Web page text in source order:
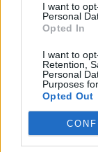
I want to
Personal
Opted In
I want to
Retention,
Personal
Purposes
Opted Out
K. Prunskienės
ženklas“
Žinios | Lietuvos